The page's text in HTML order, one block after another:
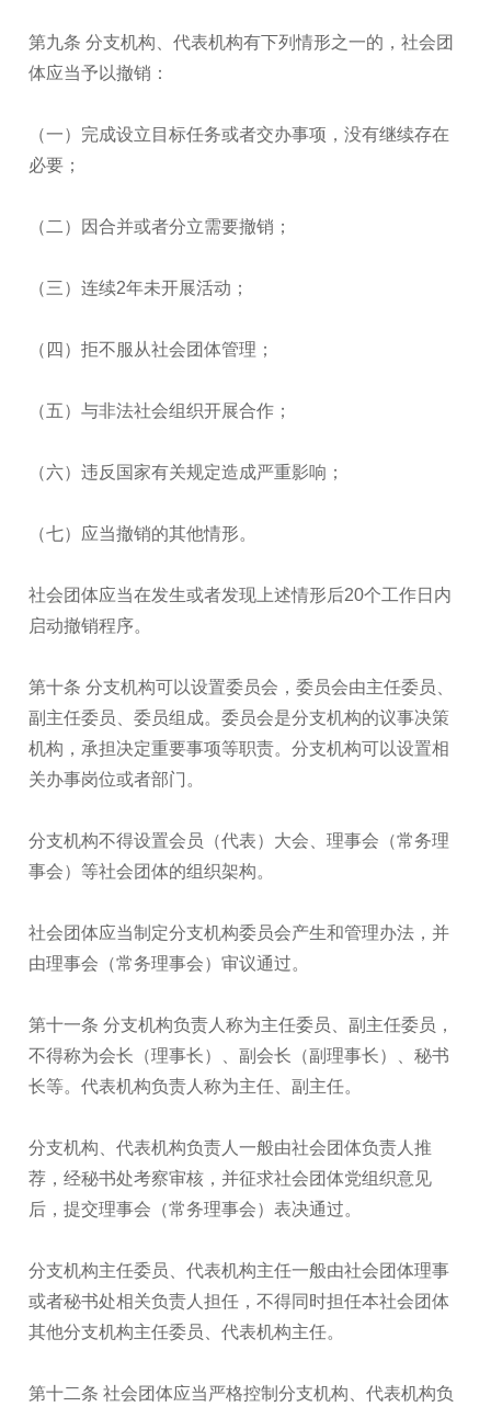
第九条 分支机构、代表机构有下列情形之一的，社会团
体应当予以撤销：
（一）完成设立目标任务或者交办事项，没有继续存在
必要；
（二）因合并或者分立需要撤销；
（三）连续2年未开展活动；
（四）拒不服从社会团体管理；
（五）与非法社会组织开展合作；
（六）违反国家有关规定造成严重影响；
（七）应当撤销的其他情形。
社会团体应当在发生或者发现上述情形后20个工作日内
启动撤销程序。
第十条 分支机构可以设置委员会，委员会由主任委员、
副主任委员、委员组成。委员会是分支机构的议事决策
机构，承担决定重要事项等职责。分支机构可以设置相
关办事岗位或者部门。
分支机构不得设置会员（代表）大会、理事会（常务理
事会）等社会团体的组织架构。
社会团体应当制定分支机构委员会产生和管理办法，并
由理事会（常务理事会）审议通过。
第十一条 分支机构负责人称为主任委员、副主任委员，
不得称为会长（理事长）、副会长（副理事长）、秘书
长等。代表机构负责人称为主任、副主任。
分支机构、代表机构负责人一般由社会团体负责人推
荐，经秘书处考察审核，并征求社会团体党组织意见
后，提交理事会（常务理事会）表决通过。
分支机构主任委员、代表机构主任一般由社会团体理事
或者秘书处相关负责人担任，不得同时担任本社会团体
其他分支机构主任委员、代表机构主任。
第十二条 社会团体应当严格控制分支机构、代表机构负